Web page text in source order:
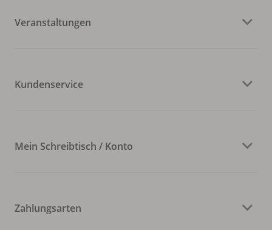
Veranstaltungen
Kundenservice
Mein Schreibtisch / Konto
Zahlungsarten